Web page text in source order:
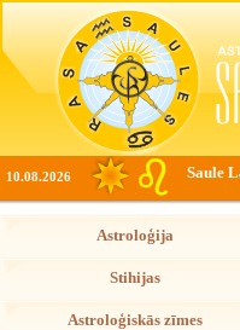
10.08.2026 Saule
Astroloģija
Stihijas
Astroloģiskās zīmes